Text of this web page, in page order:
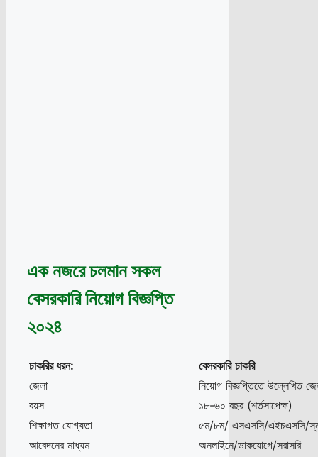
এক নজরে চলমান সকল
বেসরকারি নিয়োগ বিজ্ঞপ্তি
২০২৪
চাকরির ধরন: বেসরকারি চাকরি
জেলা
নিয়োগ বিজ্ঞপ্তিতে উল্লেখিত
বয়স
১৮-৬০ বছর (শর্তসাপেক্ষ)
শিক্ষাগত যোগ্যতা
৫ম/৮ম/ এসএসসি/এইচএসসি/
আবেদনের মাধ্যম
অনলাইনে/ডাকযোগে/সরাসরি